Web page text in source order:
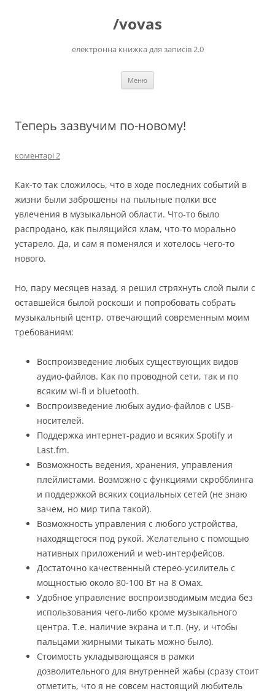
/vovas
електронна книжка для записів 2.0
Меню
Теперь зазвучим по-новому!
коментарі 2
Как-то так сложилось, что в ходе последних событий в
жизни были заброшены на пыльные полки все
увлечения в музыкальной области. Что-то было
распродано, как пылящийся хлам, что-то морально
устарело. Да, и сам я поменялся и хотелось чего-то
нового.
Но, пару месяцев назад, я решил стряхнуть слой пыли с
оставшейся былой роскоши и попробовать собрать
музыкальный центр, отвечающий современным моим
требованиям:
Воспроизведение любых существующих видов
аудио-файлов. Как по проводной сети, так и по
всяким wi-fi и bluetooth.
Воспроизведение любых аудио-файлов с USB-
носителей.
Поддержка интернет-радио и всяких Spotify и
Last.fm.
Возможность ведения, хранения, управления
плейлистами. Возможно с функциями скробблинга
и поддержкой всяких социальных сетей (не знаю
зачем, но мир типа такой).
Возможность управления с любого устройства,
находящегося под рукой. Желательно с помощью
нативных приложений и web-интерфейсов.
Достаточно качественный стерео-усилитель с
мощностью около 80-100 Вт на 8 Омах.
Удобное управление воспроизводимым медиа без
использования чего-либо кроме музыкального
центра. Т.е. наличие экрана и т.п. (ну, и чтобы
пальцами жирными тыкать можно было).
Стоимость укладывающаяся в рамки
дозволительного для внутренней жабы (сразу стоит
отметить, что я не совсем настоящий любитель